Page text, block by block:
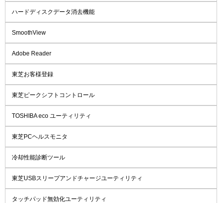
ハードディスクデータ消去機能
SmoothView
Adobe Reader
東芝お客様登録
東芝ピークシフトコントロール
TOSHIBA eco ユーティリティ
東芝PCヘルスモニタ
冷却性能診断ツール
東芝USBスリープアンドチャージユーティリティ
タッチパッド無効化ユーティリティ